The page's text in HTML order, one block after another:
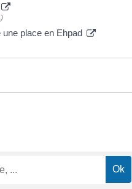
place en Ehpad